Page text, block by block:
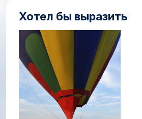
Хотел бы выразить